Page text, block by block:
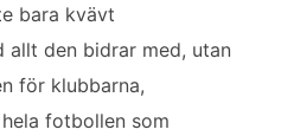
bara kvävt
allt den bidrar med, utan
för klubbarna,
fotbollen som